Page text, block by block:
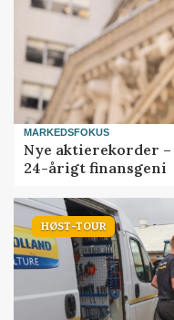
MARKEDSFOKUS
Nye aktierekorder
24-årigt finansgeni
HØST-TOUR